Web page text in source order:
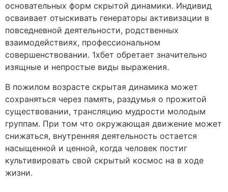
основательных форм скрытой динамики. Индивид
осваивает отыскивать генераторы активизации в
повседневной деятельности, родственных
взаимодействиях, профессиональном
совершенствовании. 1хбет обретает значительно
изящные и непростые виды выражения.
В пожилом возрасте скрытая динамика может
сохраняться через память, раздумья о прожитой
существовании, трансляцию мудрости молодым
группам. При том что окружающая движение может
снижаться, внутренняя деятельность остается
насыщенной и ценной, когда человек постиг
культивировать свой скрытый космос на в ходе
жизни.